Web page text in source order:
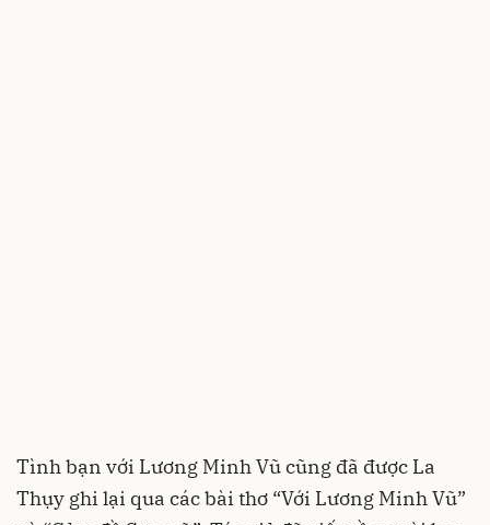
Tình bạn với Lương Minh Vũ cũng đã được La
Thụy ghi lại qua các bài thơ “Với Lương Minh Vũ”